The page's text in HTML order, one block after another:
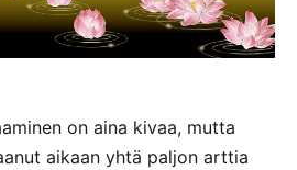
on aina kivaa, mutta
aikaan yhtä paljon arttia